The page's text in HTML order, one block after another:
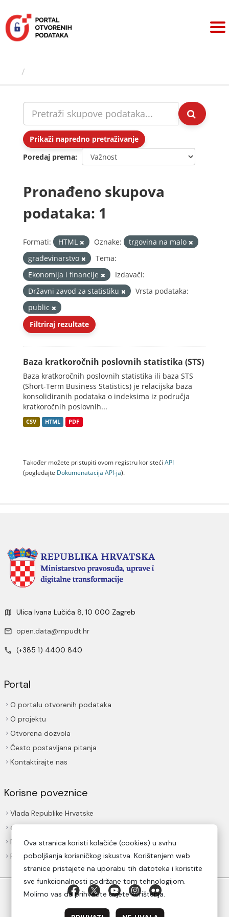
sadržaj
Prikaži napredno pretraživanje
Poredaj prema
Pronađeno skupova
podataka: 1
Formati: HTML Oznake:
trgovina na malo
građevinarstvo
Tema:
Ekonomija i financije
Izdavači:
Državni zavod za statistiku
Vrsta podataka:
public
Filtriraj rezultate
Baza kratkoročnih poslovnih statistika (STS)
Baza kratkoročnih poslovnih statistika ili baza STS
(Short-Term Business Statistics) je relacijska baza
konsolidiranih podataka o indeksima iz područja
kratkoročnih poslovnih...
CSV HTML PDF
Također možete pristupiti ovom registru koristeći API
(pogledajte Dokumenаtаcijа API-jа).